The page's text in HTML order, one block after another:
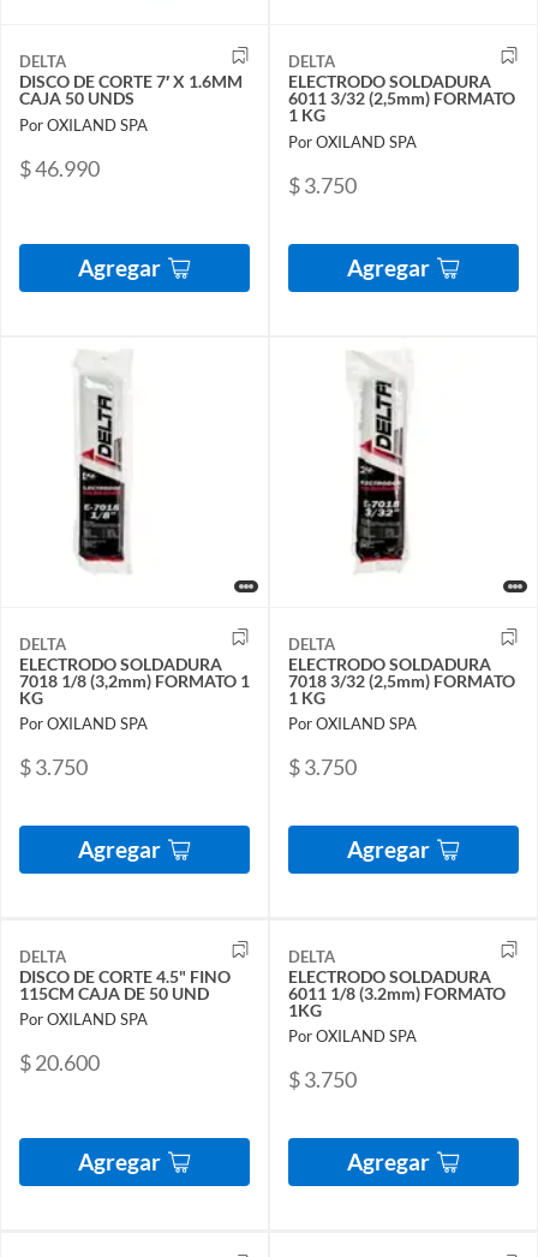
DELTA
DISCO DE CORTE 7′ X 1.6MM
CAJA 50 UNDS
Por OXILAND SPA
$ 46.990
Agregar
DELTA
ELECTRODO SOLDADURA
6011 3/32 (2,5mm) FORMATO
1 KG
Por OXILAND SPA
$ 3.750
Agregar
DELTA
ELECTRODO SOLDADURA
7018 1/8 (3,2mm) FORMATO 1
KG
Por OXILAND SPA
$ 3.750
Agregar
DELTA
ELECTRODO SOLDADURA
7018 3/32 (2,5mm) FORMATO
1 KG
Por OXILAND SPA
$ 3.750
Agregar
DELTA
DISCO DE CORTE 4.5" FINO
115CM CAJA DE 50 UND
Por OXILAND SPA
$ 20.600
Agregar
DELTA
ELECTRODO SOLDADURA
6011 1/8 (3.2mm) FORMATO
1KG
Por OXILAND SPA
$ 3.750
Agregar